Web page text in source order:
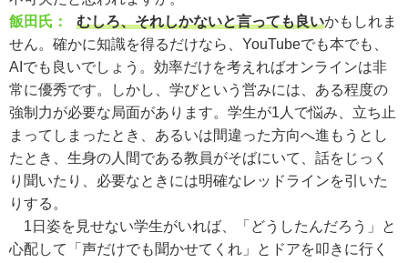
飯田氏：
むしろ、それしかないと言っても良いかもしれま
せん。確かに知識を得るだけなら、YouTubeでも本でも、
AIでも良いでしょう。効率だけを考えればオンラインは非
常に優秀です。しかし、学びという営みには、ある程度の
強制力が必要な局面があります。学生が1人で悩み、立ち止
まってしまったとき、あるいは間違った方向へ進もうとし
たとき、生身の人間である教員がそばにいて、話をじっく
り聞いたり、必要なときには明確なレッドラインを引いた
りする。
1日姿を見せない学生がいれば、「どうしたんだろう」と
心配して「声だけでも聞かせてくれ」とドアを叩きに行く